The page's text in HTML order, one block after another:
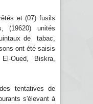
et (07) fusils
(19620) unités
de tabac,
ont été saisis
Oued, Biskra,
tentatives de
s'élevant à